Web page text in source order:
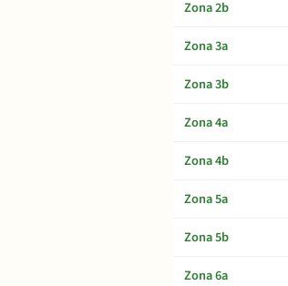
Zona 2b
Zona 3a
Zona 3b
Zona 4a
Zona 4b
Zona 5a
Zona 5b
Zona 6a